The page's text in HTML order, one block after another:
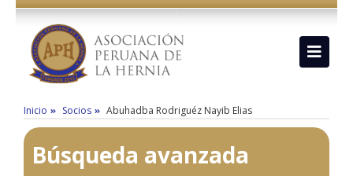
Inicio Socios Abuhadba Rodriguéz Nayib Elias
Búsqueda avanzada